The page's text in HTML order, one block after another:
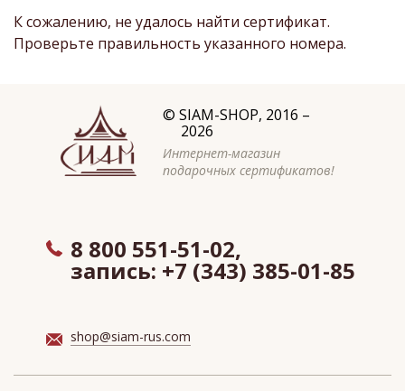
К сожалению, не удалось найти сертификат.
Проверьте правильность указанного номера.
© SIAM-SHOP, 2016 –
2026
Интернет-магазин
подарочных сертификатов!
8 800 551-51-02,
запись: +7 (343) 385-01-85
shop@siam-rus.com